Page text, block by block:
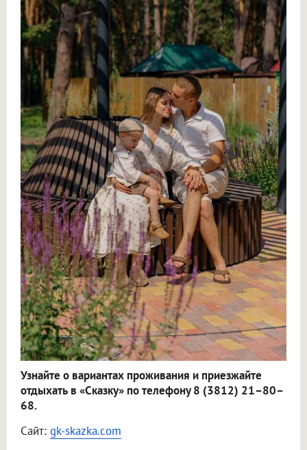
Узнайте о вариантах проживания и приезжайте
отдыхать в «Сказку» по телефону 8 (3812) 21–80–
68.
Сайт: gk-skazka.com